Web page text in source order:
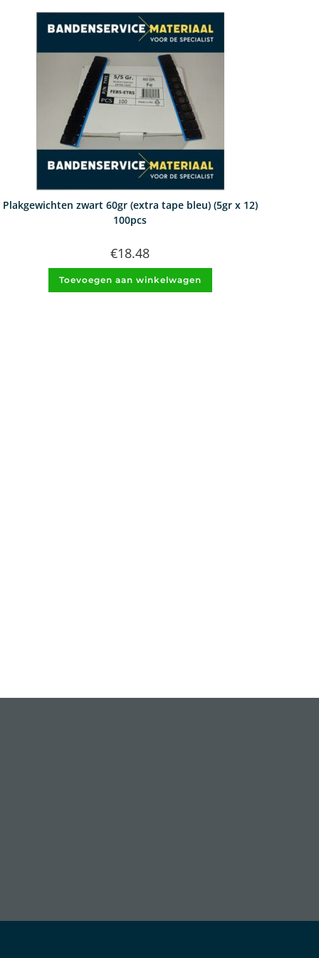
Plakgewichten zwart 60gr (extra tape bleu) (5gr x 12)
100pcs
€18.48
Toevoegen aan winkelwagen